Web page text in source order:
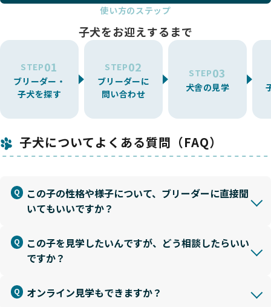
使い方のステップ
子犬をお迎えするまで
STEP01
ブリーダー・
子犬を探す
STEP02
ブリーダーに
問い合わせ
STEP03
犬舎の見学
子犬についてよくある質問（FAQ）
この子の性格や様子について、ブリーダーに直接聞
いてもいいですか？
この子を見学したいんですが、どう相談したらいい
ですか？
オンライン見学もできますか？